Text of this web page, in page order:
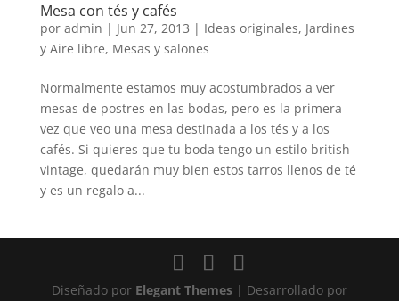
Mesa con tés y cafés
por admin | Jun 27, 2013 | Ideas originales, Jardines
y Aire libre, Mesas y salones
Normalmente estamos muy acostumbrados a ver
mesas de postres en las bodas, pero es la primera
vez que veo una mesa destinada a los tés y a los
cafés. Si quieres que tu boda tengo un estilo british
vintage, quedarán muy bien estos tarros llenos de té
y es un regalo a...
Diseñado por Elegant Themes| Desarrollado por